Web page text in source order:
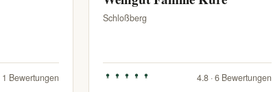
1 Bewertungen
Schloßberg
4.8 · 6 Bewertungen